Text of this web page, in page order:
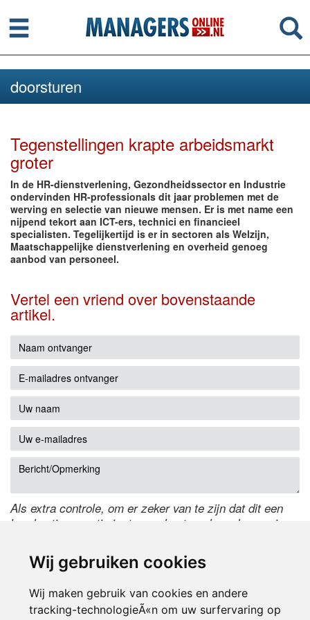
Wij gebruiken cookies
Wij maken gebruik van cookies en andere
tracking-technologieÃ«n om uw surfervaring op
Menu
doorsturen
Tegenstellingen krapte arbeidsmarkt
groter
In de HR-dienstverlening, Gezondheidssector en Industrie
ondervinden HR-professionals dit jaar problemen met de
werving en selectie van nieuwe mensen. Er is met name een
nijpend tekort aan ICT-ers, technici en financieel
specialisten. Tegelijkertijd is er in sectoren als Welzijn,
Maatschappelijke dienstverlening en overheid genoeg
aanbod van personeel.
Vertel een vriend over bovenstaande
artikel.
Als extra controle, om er zeker van te zijn dat dit een
handmatige reactie is, typ onderstaande code over in
de code te wijzigen.